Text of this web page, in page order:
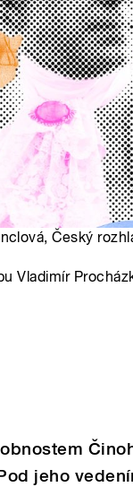
Český
Vladimír
jeho